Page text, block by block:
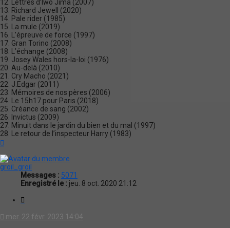
12. Lettres d’Iwo Jima (2007)
13. Richard Jewell (2020)
14. Pale rider (1985)
15. La mule (2019)
16. L’épreuve de force (1997)
17. Gran Torino (2008)
18. L’échange (2008)
19. Josey Wales hors-la-loi (1976)
20. Au-delà (2010)
21. Cry Macho (2021)
22. J.Edgar (2011)
23. Mémoires de nos pères (2006)
24. Le 15h17 pour Paris (2018)
25. Créance de sang (2002)
26. Invictus (2009)
27. Minuit dans le jardin du bien et du mal (1997)
28. Le retour de l’inspecteur Harry (1983)
groil_groil
Messages : 5071
Enregistré le : jeu. 8 oct. 2020 21:12
mer. 22 févr. 2023 14:04